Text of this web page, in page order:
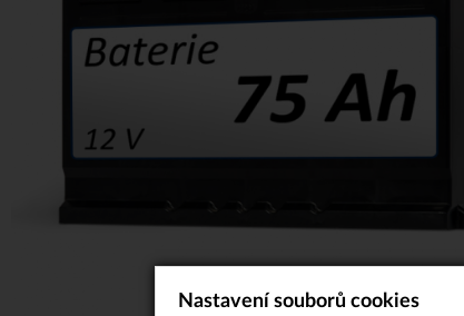
Nastavení souborů cookies